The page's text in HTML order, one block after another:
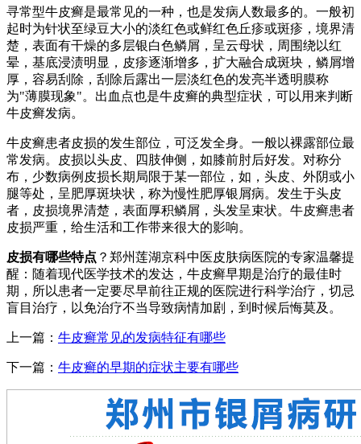
寻常型牛皮癣是最常见的一种，也是发病人数最多的。一般初
起时为针状至绿豆大小的淡红色或鲜红色丘疹或斑疹，境界清
楚，表面有干燥的多层银白色鳞屑，呈云母状，周围绕以红
晕，基底浸渍明显，皮疹逐渐增多，扩大融合成斑块，鳞屑增
厚，容易刮除，刮除后露出一层淡红色的发亮半透明膜称
为"薄膜现象"。出血点也是牛皮癣的典型症状，可以用来判断
牛皮癣发病。
牛皮癣患者皮损的发生部位，可泛发全身。一般以裸露部位最
常发病。皮损以头皮、四肢伸侧，如膝前肘后好发。对称分
布，少数病例皮损长期局限于某一部位，如，头皮、外阴或小
腿等处，呈肥厚斑块状，称为慢性肥厚银屑病。发生于头皮
者，皮损境界清楚，表面厚积鳞屑，头发呈束状。牛皮癣患者
皮损严重，给生活和工作带来很大的影响。
皮损有哪些特点 ？郑州莲湖京科中医皮肤病医院的专家温馨提
醒：随着现代医学技术的发达，牛皮癣早期是治疗的最佳时
期，所以患者一定要尽早前往正规的医院进行科学治疗，切忌
盲目治疗，以免治疗不当导致病情加剧，到时候后悔莫及。
上一篇： 牛皮癣常见的发病特征有哪些
下一篇： 牛皮癣的早期的症状主要有哪些